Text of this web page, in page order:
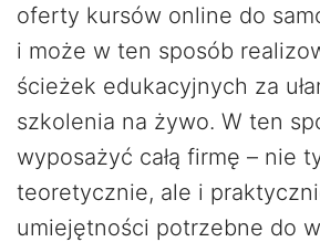
oferty kursów online do
i może w ten sposób
ścieżek edukacyjnych za
szkolenia na żywo. W ten
wyposażyć całą firmę – nie
teoretycznie, ale i
umiejętności potrzebne do